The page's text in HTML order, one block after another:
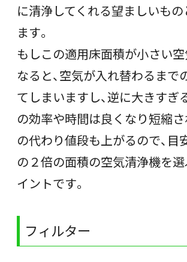
に清浄してくれる望ましいも
ます。
もしこの適用床面積が小さい
なると、空気が入れ替わるまで
てしまいますし、逆に大きすぎ
の効率や時間は良くなり短縮さ
の代わり値段も上がるので、目
の２倍の面積の空気清浄機を
イントです。
フィルター